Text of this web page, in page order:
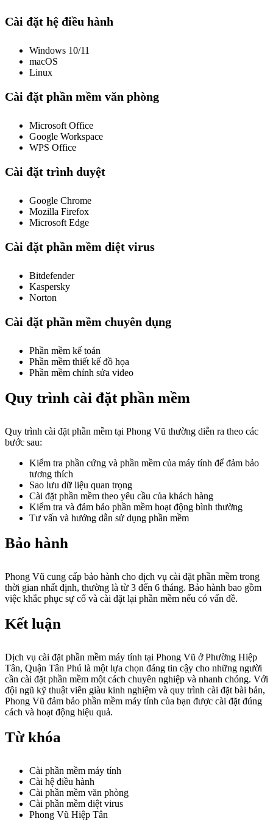
Cài đặt hệ điều hành
Windows 10/11
macOS
Linux
Cài đặt phần mềm văn phòng
Microsoft Office
Google Workspace
WPS Office
Cài đặt trình duyệt
Google Chrome
Mozilla Firefox
Microsoft Edge
Cài đặt phần mềm diệt virus
Bitdefender
Kaspersky
Norton
Cài đặt phần mềm chuyên dụng
Phần mềm kế toán
Phần mềm thiết kế đồ họa
Phần mềm chỉnh sửa video
Quy trình cài đặt phần mềm
Quy trình cài đặt phần mềm tại Phong Vũ thường diễn ra theo các
bước sau:
Kiểm tra phần cứng và phần mềm của máy tính để đảm bảo
tương thích
Sao lưu dữ liệu quan trọng
Cài đặt phần mềm theo yêu cầu của khách hàng
Kiểm tra và đảm bảo phần mềm hoạt động bình thường
Tư vấn và hướng dẫn sử dụng phần mềm
Bảo hành
Phong Vũ cung cấp bảo hành cho dịch vụ cài đặt phần mềm trong
thời gian nhất định, thường là từ 3 đến 6 tháng. Bảo hành bao gồm
việc khắc phục sự cố và cài đặt lại phần mềm nếu có vấn đề.
Kết luận
Dịch vụ cài đặt phần mềm máy tính tại Phong Vũ ở Phường Hiệp
Tân, Quận Tân Phú là một lựa chọn đáng tin cậy cho những người
cần cài đặt phần mềm một cách chuyên nghiệp và nhanh chóng. Với
đội ngũ kỹ thuật viên giàu kinh nghiệm và quy trình cài đặt bài bản,
Phong Vũ đảm bảo phần mềm máy tính của bạn được cài đặt đúng
cách và hoạt động hiệu quả.
Từ khóa
Cài phần mềm máy tính
Cài hệ điều hành
Cài phần mềm văn phòng
Cài phần mềm diệt virus
Phong Vũ Hiệp Tân